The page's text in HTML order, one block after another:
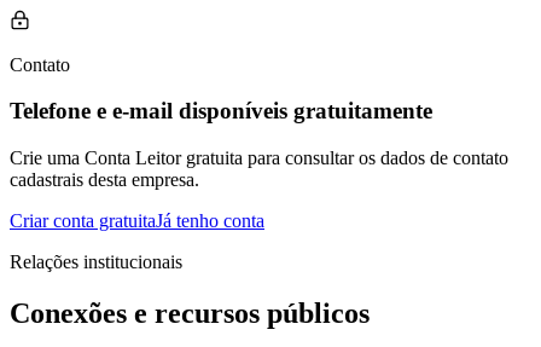
Contato
Telefone e e-mail disponíveis gratuitamente
Crie uma Conta Leitor gratuita para consultar os dados de contato
cadastrais desta empresa.
Criar conta gratuitaJá tenho conta
Relações institucionais
Conexões e recursos públicos